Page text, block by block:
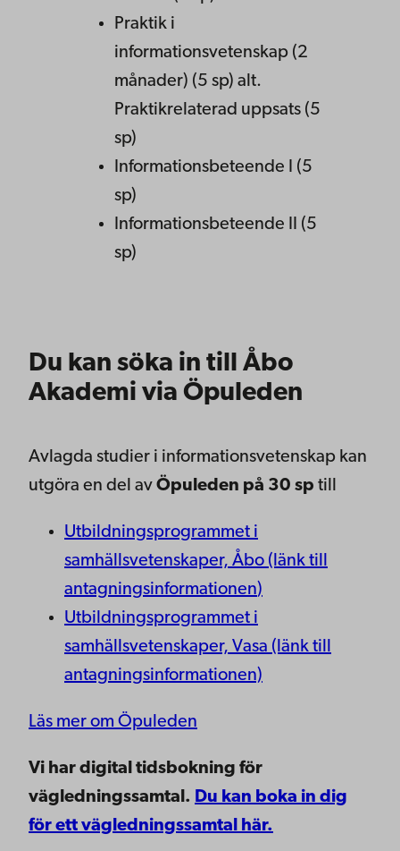
Praktik i
informationsvetenskap (2
månader) (5 sp) alt.
Praktikrelaterad uppsats (5
sp)
Informationsbeteende I (5
sp)
Informationsbeteende II (5
sp)
Du kan söka in till Åbo
Akademi via Öpuleden
Avlagda studier i informationsvetenskap kan
utgöra en del av Öpuleden på 30 sp till
Utbildningsprogrammet i
samhällsvetenskaper, Åbo (länk till
antagningsinformationen)
Utbildningsprogrammet i
samhällsvetenskaper, Vasa (länk till
antagningsinformationen)
Läs mer om Öpuleden
Vi har digital tidsbokning för
vägledningssamtal. Du kan boka in dig
för ett vägledningssamtal här.